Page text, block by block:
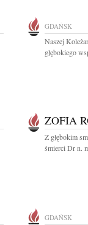
GDAŃSK
Naszej
głębokiego
ZOFIA
Z głębokim
śmierci Dr n.
GDAŃSK